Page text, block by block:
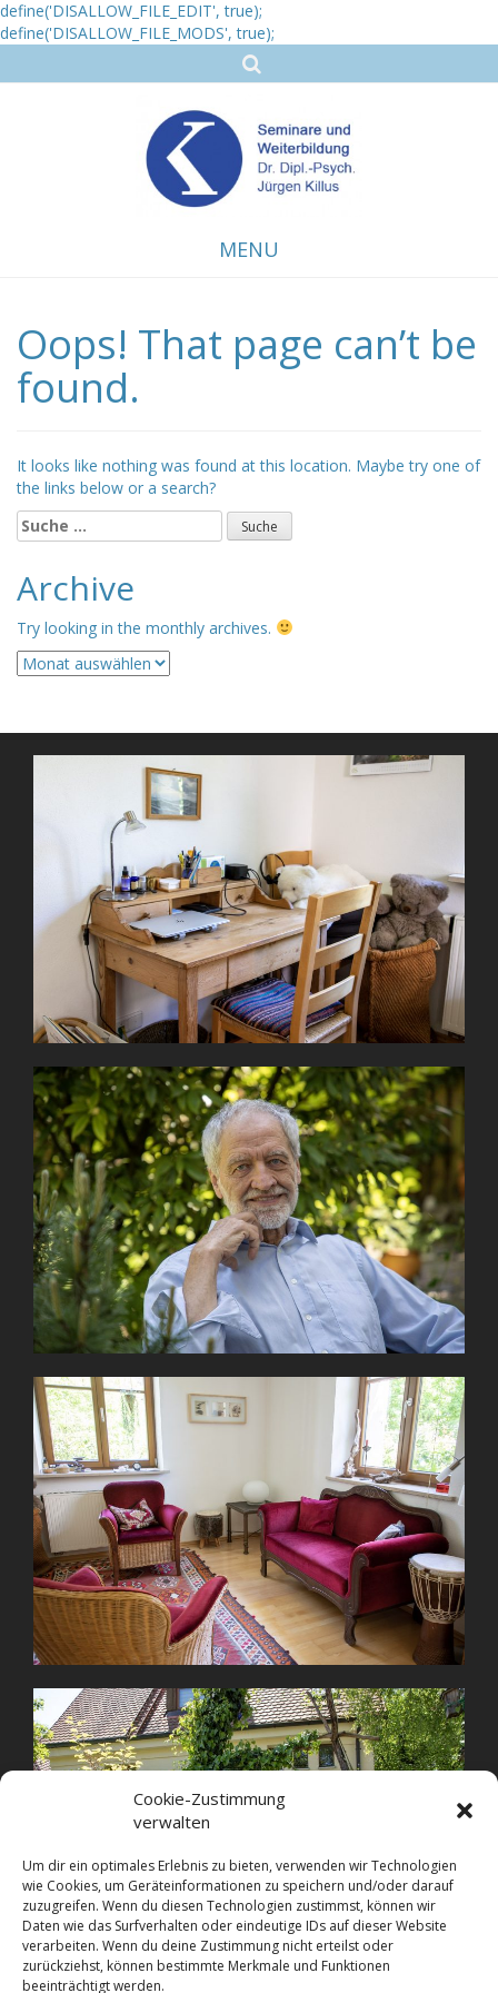
Cookie-Zustimmung
verwalten
Um dir ein optimales Erlebnis zu bieten, verwenden wir Technologien
wie Cookies, um Geräteinformationen zu speichern und/oder darauf
zuzugreifen. Wenn du diesen Technologien zustimmst, können wir
Daten wie das Surfverhalten oder eindeutige IDs auf dieser Website
verarbeiten. Wenn du deine Zustimmung nicht erteilst oder
zurückziehst, können bestimmte Merkmale und Funktionen
beeinträchtigt werden.
define('DISALLOW_FILE_EDIT', true);
define('DISALLOW_FILE_MODS', true);
MENU
to
content
Oops! That page can’t be
found.
It looks like nothing was found at this location. Maybe try one of
the links below or a search?
Suche
nach:
Archive
Try looking in the monthly archives.
Archive